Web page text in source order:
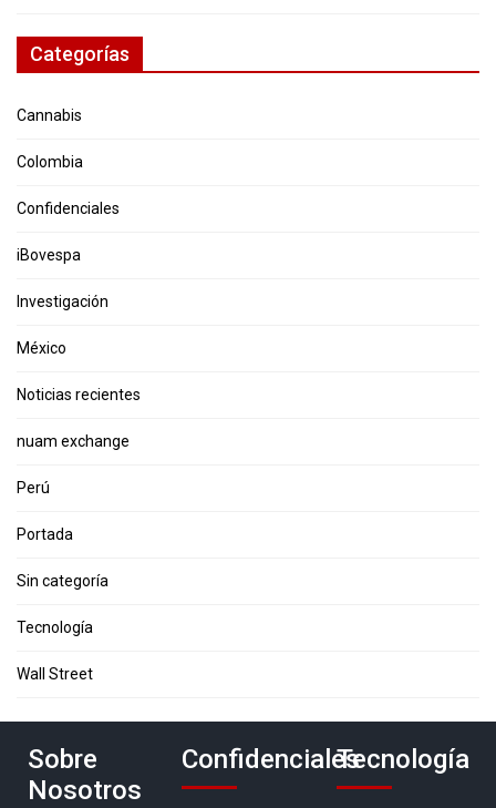
Categorías
Cannabis
Colombia
Confidenciales
iBovespa
Investigación
México
Noticias recientes
nuam exchange
Perú
Portada
Sin categoría
Tecnología
Wall Street
Sobre
Nosotros
ConfidencialesTecnología